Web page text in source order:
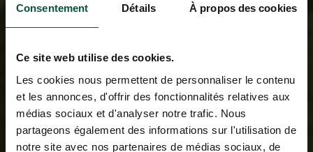
Consentement Détails À propos des cookies
Ce site web utilise des cookies.
Les cookies nous permettent de personnaliser le contenu
et les annonces, d'offrir des fonctionnalités relatives aux
médias sociaux et d'analyser notre trafic. Nous
partageons également des informations sur l'utilisation de
notre site avec nos partenaires de médias sociaux, de